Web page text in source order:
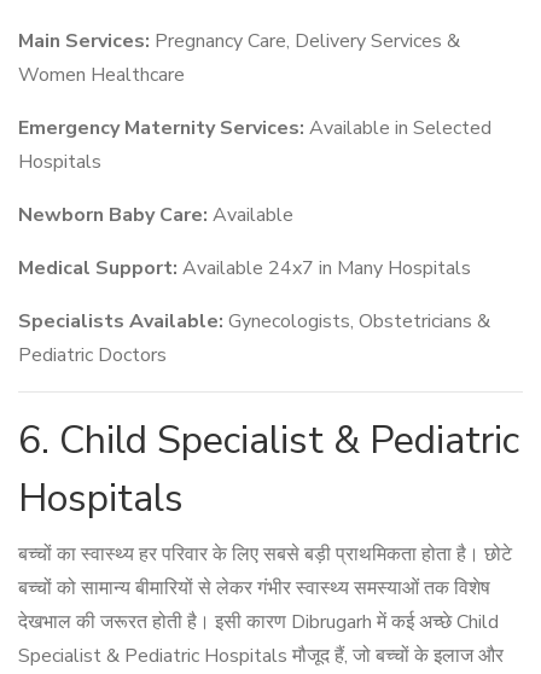
Main Services: Pregnancy Care, Delivery Services &
Women Healthcare
Emergency Maternity Services: Available in Selected
Hospitals
Newborn Baby Care: Available
Medical Support: Available 24x7 in Many Hospitals
Specialists Available: Gynecologists, Obstetricians &
Pediatric Doctors
6. Child Specialist & Pediatric
Hospitals
बच्चों का स्वास्थ्य हर परिवार के लिए सबसे बड़ी प्राथमिकता होता है। छोटे
बच्चों को सामान्य बीमारियों से लेकर गंभीर स्वास्थ्य समस्याओं तक विशेष
देखभाल की जरूरत होती है। इसी कारण Dibrugarh में कई अच्छे Child
Specialist & Pediatric Hospitals मौजूद हैं, जो बच्चों के इलाज और